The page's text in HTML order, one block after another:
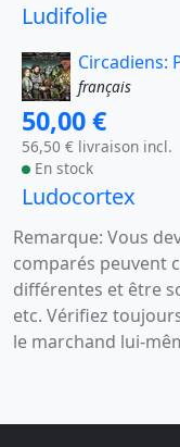
Ludifolie
Circadiens:
français
50,00 €
56,50 € livraison incl.
En stock
Ludocortex
Remarque: Vous
comparés peuvent
différentes et être
etc. Vérifiez
le marchand lui-